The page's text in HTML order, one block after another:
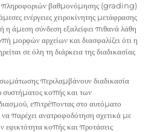
πληροφοριών βαθμονόμησης (grading)
ενέργειες χειροκίνητης μετάφρασης
άμεση σύνδεση εξαλείφει πιθανά λάθη
μορφών αρχείων και διασφαλίζει ότι η
σε όλη τη διάρκεια της διαδικασίας
περιλαμβάνουν διαδικασία
συστήματος κοπής και των
επιτρέποντας στο αυτόματο
παρέχει ανατροφοδότηση σχετικά με
εφικτότητα κοπής και προτάσεις